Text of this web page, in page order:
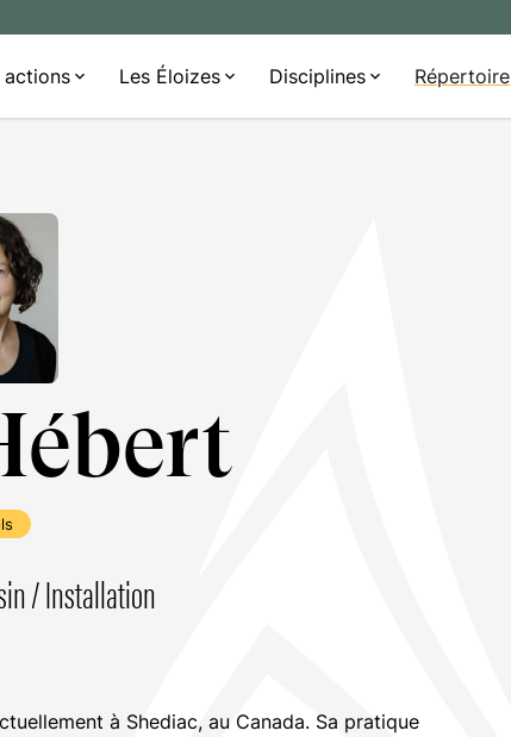
actions Les Éloizes Disciplines Répertoire
/ Installation
à Shediac, au Canada. Sa pratique